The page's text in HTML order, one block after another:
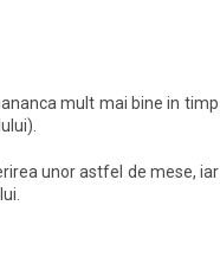
mult mai bine in timp
unor astfel de mese, iar